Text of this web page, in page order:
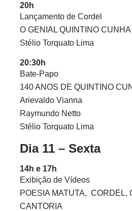
20h
Lançamento de Cordel
O GENIAL QUINTINO CUNHA
Stélio Torquato Lima
20:30h
Bate-Papo
140 ANOS DE QUINTINO
Arievaldo Vianna
Raymundo Netto
Stélio Torquato Lima
Dia 11 – Sexta
14h e 17h
Exibição de Vídeos
POESIA MATUTA, CORDEL,
CANTORIA